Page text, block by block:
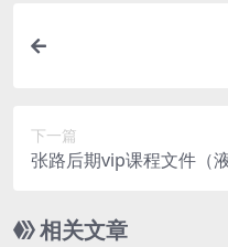
下一篇
张路后期vip课程文件（
相关文章